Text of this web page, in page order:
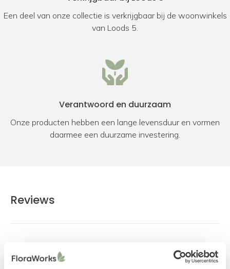
Een deel van onze collectie is verkrijgbaar bij de woonwinkels
van Loods 5.
Verantwoord en duurzaam
Onze producten hebben een lange levensduur en vormen
daarmee een duurzame investering.
Reviews